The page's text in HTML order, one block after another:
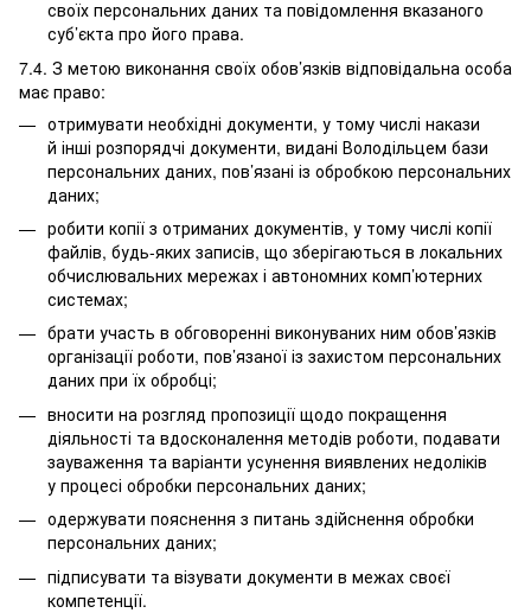
своїх персональних даних та повідомлення вказаного
суб’єкта про його права.
7.4. З метою виконання своїх обов’язків відповідальна особа
має право:
отримувати необхідні документи, у тому числі накази
й інші розпорядчі документи, видані Володільцем бази
персональних даних, пов’язані із обробкою персональних
даних;
робити копії з отриманих документів, у тому числі копії
файлів, будь-яких записів, що зберігаються в локальних
обчислювальних мережах і автономних комп’ютерних
системах;
брати участь в обговоренні виконуваних ним обов’язків
організації роботи, пов’язаної із захистом персональних
даних при їх обробці;
вносити на розгляд пропозиції щодо покращення
діяльності та вдосконалення методів роботи, подавати
зауваження та варіанти усунення виявлених недоліків
у процесі обробки персональних даних;
одержувати пояснення з питань здійснення обробки
персональних даних;
підписувати та візувати документи в межах своєї
компетенції.